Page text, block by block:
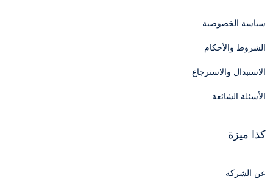
سياسة الخصوصية
الشروط والأحكام
الاستبدال والاسترجاع
الأسئلة الشائعة
كذا ميزة
عن الشركة